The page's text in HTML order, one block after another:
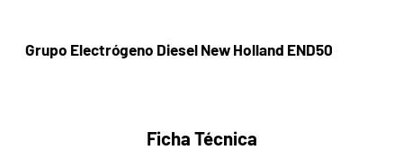
Grupo Electrógeno Diesel New Holland END50
Ficha Técnica